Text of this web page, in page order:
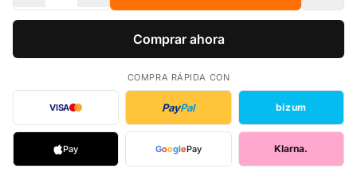
Comprar ahora
COMPRA RÁPIDA CON
VISA PayPal bizum
Pay GooglePay Klarna.